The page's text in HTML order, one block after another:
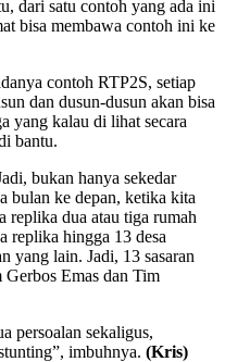
dari satu contoh yang ada ini
bisa membawa contoh ini ke
contoh RTP2S, setiap
dan dusun-dusun akan bisa
yang kalau di lihat secara
bantu.
bukan hanya sekedar
bulan ke depan, ketika kita
replika dua atau tiga rumah
replika hingga 13 desa
yang lain. Jadi, 13 sasaran
Emas dan Tim
persoalan sekaligus,
imbuhnya. (Kris)